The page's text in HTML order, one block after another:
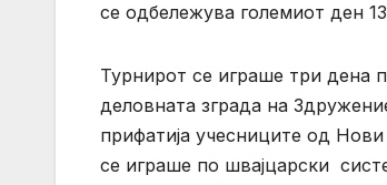
се одбележува големиот ден
Турнирот се играше три дена
деловната зграда на
прифатија учесниците од
се играше по швајцарски